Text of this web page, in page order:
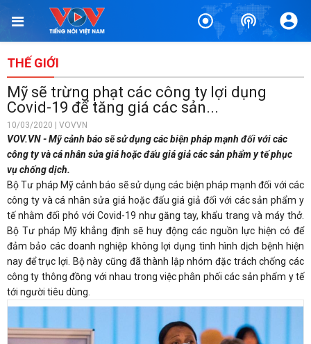
THẾ GIỚI
Mỹ sẽ trừng phạt các công ty lợi dụng
Covid-19 để tăng giá các sản...
10/03/2020 | VOVVN
VOV.VN - Mỹ cảnh báo sẽ sử dụng các biện pháp mạnh đối với các
công ty và cá nhân sửa giá hoặc đấu giá giả các sản phẩm y tế phục
vụ chống dịch.
Bộ Tư pháp Mỹ cảnh báo sẽ sử dụng các biện pháp mạnh đối với các
công ty và cá nhân sửa giá hoặc đấu giá giả đối với các sản phẩm y
tế nhằm đối phó với Covid-19 như găng tay, khẩu trang và máy thở.
Bộ Tư pháp Mỹ khẳng định sẽ huy động các nguồn lực hiện có để
đảm bảo các doanh nghiệp không lợi dụng tình hình dịch bệnh hiện
nay để trục lợi. Bộ này cũng đã thành lập nhóm đặc trách chống các
công ty thông đồng với nhau trong việc phân phối các sản phẩm y tế
tới người tiêu dùng.